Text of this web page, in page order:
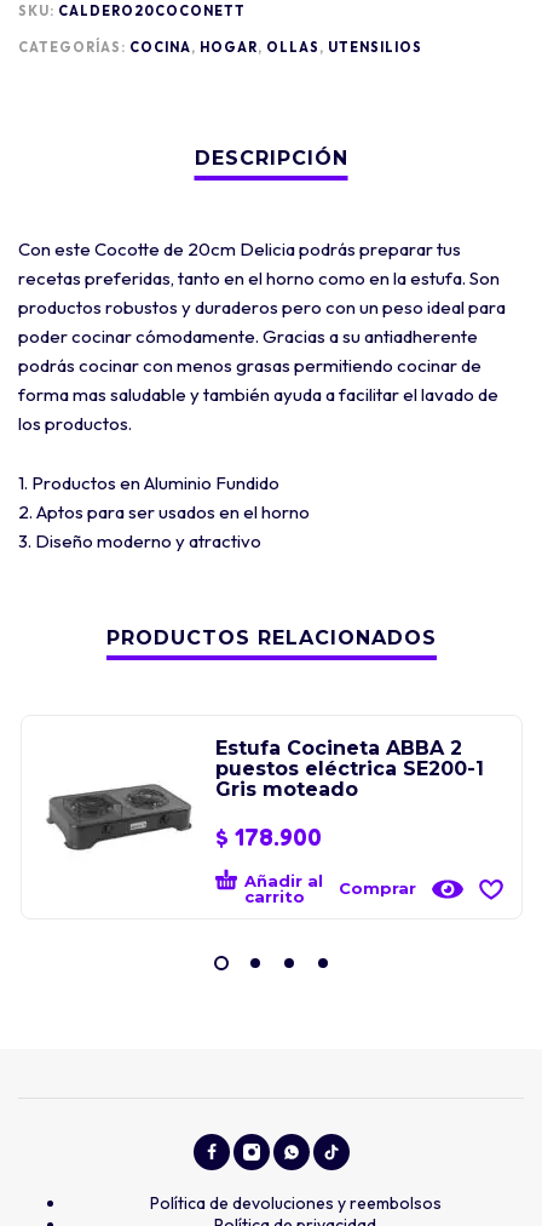
SKU: CALDERO20COCONETT
CATEGORÍAS: COCINA, HOGAR, OLLAS , UTENSILIOS
Con este Cocotte de 20cm Delicia podrás preparar tus
recetas preferidas, tanto en el horno como en la estufa. Son
productos robustos y duraderos pero con un peso ideal para
poder cocinar cómodamente. Gracias a su antiadherente
podrás cocinar con menos grasas permitiendo cocinar de
forma mas saludable y también ayuda a facilitar el lavado de
los productos.
1. Productos en Aluminio Fundido
2. Aptos para ser usados en el horno
3. Diseño moderno y atractivo
PRODUCTOS RELACIONADOS
Estufa Cocineta ABBA 2
puestos eléctrica SE200-1
Gris moteado
$ 178.900
Añadir al
carrito
Comprar
Política de devoluciones y reembolsos